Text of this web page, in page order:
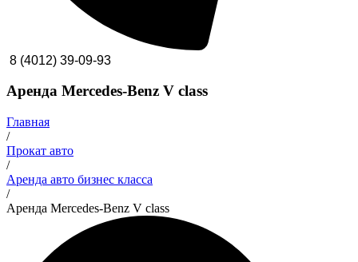
8 (4012) 39-09-93
Аренда Mercedes-Benz V class
Главная
/
Прокат авто
/
Аренда авто бизнес класса
/
Аренда Mercedes-Benz V class